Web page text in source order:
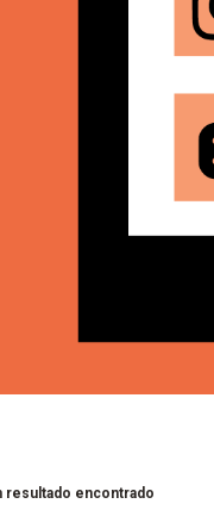
resultado encontrado